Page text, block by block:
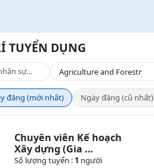
TUYỂN DỤNG
đăng (mới nhất) Ngày đăng (cũ nhất)
Chuyên viên Kế hoạch
Xây dựng (Gia
Lai/Campuchia/Lào)
Số lượng tuyển : 1 người